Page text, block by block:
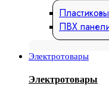
ПВХ
Электротовары
Электротовары